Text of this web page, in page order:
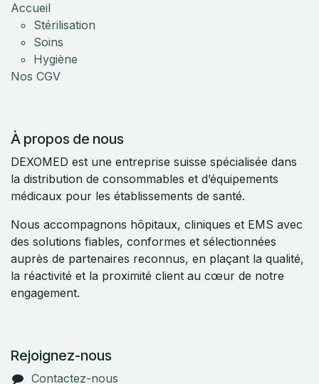
Accueil
Stérilisation
Soins
Hygiène
Nos CGV
À propos de nous
DEXOMED est une entreprise suisse spécialisée dans
la distribution de consommables et d’équipements
médicaux pour les établissements de santé.
Nous accompagnons hôpitaux, cliniques et EMS avec
des solutions fiables, conformes et sélectionnées
auprès de partenaires reconnus, en plaçant la qualité,
la réactivité et la proximité client au cœur de notre
engagement.
Rejoignez-nous
Contactez-nous